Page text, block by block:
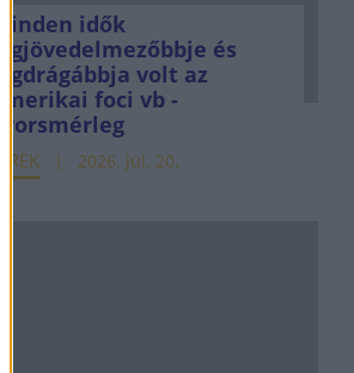
Minden idők
legjövedelmezőbbje és
legdrágábbja volt az
amerikai foci vb -
gyorsmérleg
HÍREK 2026. júl. 20.